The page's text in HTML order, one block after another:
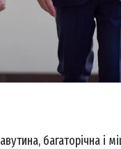
багаторічна і